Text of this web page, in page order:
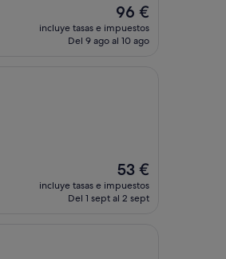
El
precio
actual
96 €
incluye tasas e impuestos
Del 9 ago al 10 ago
El
precio
actual
53 €
incluye tasas e impuestos
Del 1 sept al 2 sept